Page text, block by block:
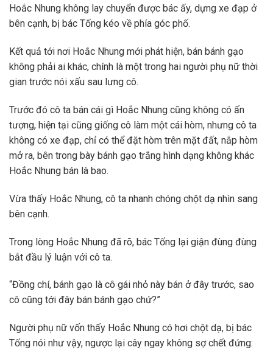
Hoắc Nhung không lay chuyển được bác ấy, dựng xe đạp ở
bên cạnh, bị bác Tống kéo về phía góc phố.
Kết quả tới nơi Hoắc Nhung mới phát hiện, bán bánh gạo
không phải ai khác, chính là một trong hai người phụ nữ thời
gian trước nói xấu sau lưng cô.
Trước đó cô ta bán cái gì Hoắc Nhung cũng không có ấn
tượng, hiện tại cũng giống cô làm một cái hòm, nhưng cô ta
không có xe đạp, chỉ có thể đặt hòm trên mặt đất, nắp hòm
mở ra, bên trong bày bánh gạo trắng hình dạng không khác
Hoắc Nhung bán là bao.
Vừa thấy Hoắc Nhung, cô ta nhanh chóng chột dạ nhìn sang
bên cạnh.
Trong lòng Hoắc Nhung đã rõ, bác Tống lại giận đùng đùng
bắt đầu lý luận với cô ta.
“Đồng chí, bánh gạo là cô gái nhỏ này bán ở đây trước, sao
cô cũng tới đây bán bánh gạo chứ?”
Người phụ nữ vốn thấy Hoắc Nhung có hơi chột dạ, bị bác
Tống nói như vậy, ngược lại cây ngay không sợ chết đứng: